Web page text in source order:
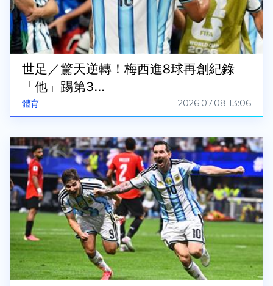
體育
世足／驚天逆轉！梅西進8球再創紀錄
「他」踢第3...
2026.07.08 13:06